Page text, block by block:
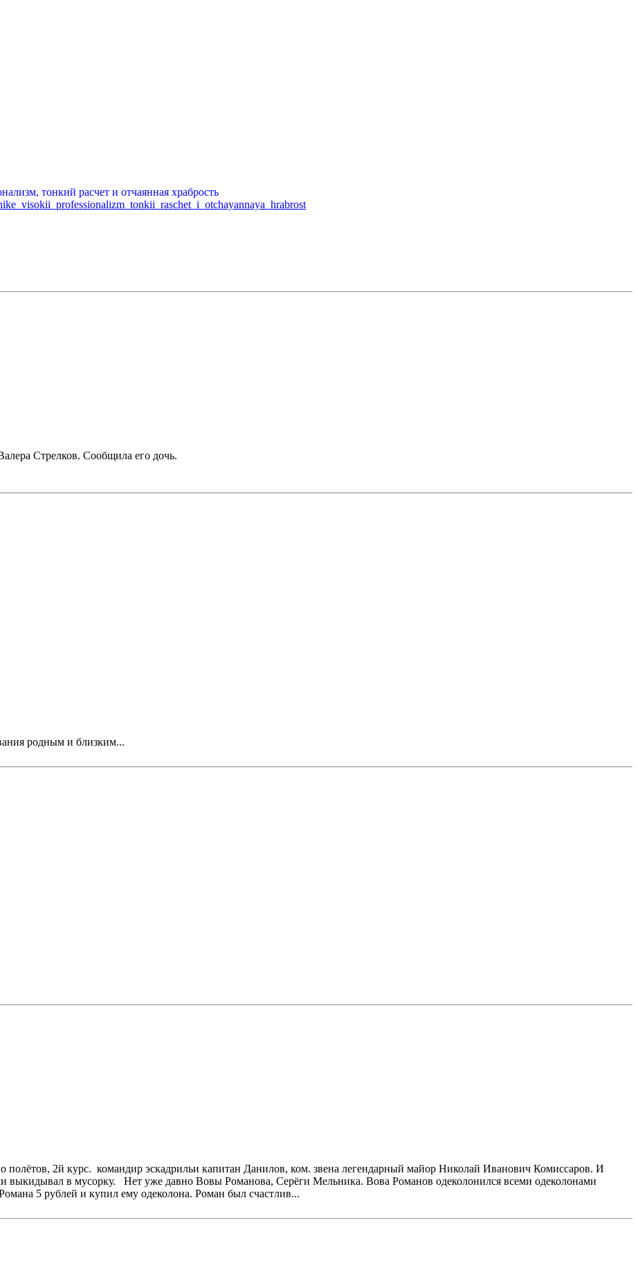
тонкий расчет и отчаянная храбрость
Стрелков. Сообщила его дочь.
родным и близким...
2й курс. командир эскадрильи капитан Данилов, ком. звена легендарный майор Николай Иванович Комиссаров. И
в мусорку. Нет уже давно Вовы Романова, Серёги Мельника. Вова Романов одеколонился всеми одеколонами
5 рублей и купил ему одеколона. Роман был счастлив...